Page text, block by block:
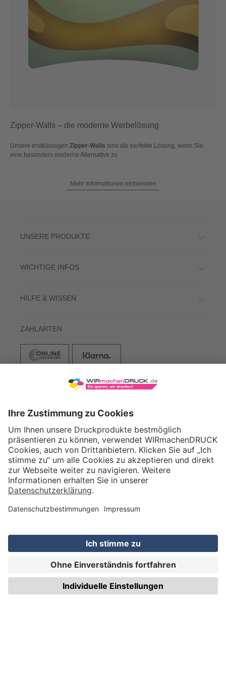
Zipper-Walls – die moderne Werbelösung
Unsere erstklassigen Zipper-Walls sind die perfekte Lösung, wenn Sie
eine besonders moderne Alternative zu
Mehr Informationen einblenden
UNSERE PRODUKTE
WICHTIGE INFOS
HILFE & WISSEN
ZAHLARTEN
VERSAND
WIRmachenDRUCK GmbH